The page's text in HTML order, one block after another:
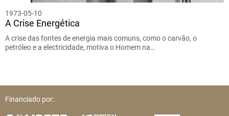
1973-05-10
A Crise Energética
A crise das fontes de energia mais comuns, como o carvão, o
petróleo e a electricidade, motiva o Homem na…
Financiado por: